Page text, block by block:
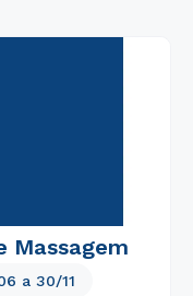
Massagem
a 30/11